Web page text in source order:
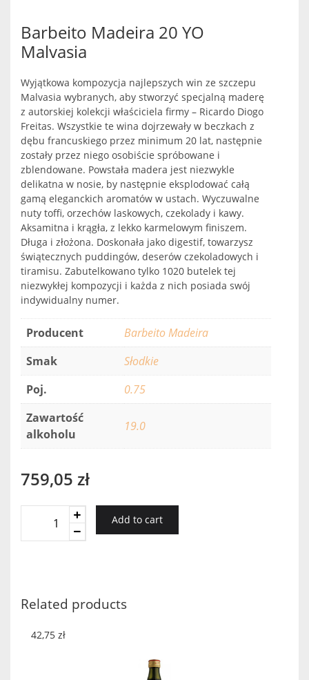
Barbeito Madeira 20 YO
Malvasia
Wyjątkowa kompozycja najlepszych win ze szczepu
Malvasia wybranych, aby stworzyć specjalną maderę
z autorskiej kolekcji właściciela firmy – Ricardo Diogo
Freitas. Wszystkie te wina dojrzewały w beczkach z
dębu francuskiego przez minimum 20 lat, następnie
zostały przez niego osobiście spróbowane i
zblendowane. Powstała madera jest niezwykle
delikatna w nosie, by następnie eksplodować całą
gamą eleganckich aromatów w ustach. Wyczuwalne
nuty toffi, orzechów laskowych, czekolady i kawy.
Aksamitna i krągła, z lekko karmelowym finiszem.
Długa i złożona. Doskonała jako digestif, towarzysz
świątecznych puddingów, deserów czekoladowych i
tiramisu. Zabutelkowano tylko 1020 butelek tej
niezwykłej kompozycji i każda z nich posiada swój
indywidualny numer.
Producent
Barbeito Madeira
Smak
Słodkie
Poj.
0.75
Zawartość
alkoholu
19.0
759,05 zł
Madeira
quantity
Add to cart
Related products
42,75 zł